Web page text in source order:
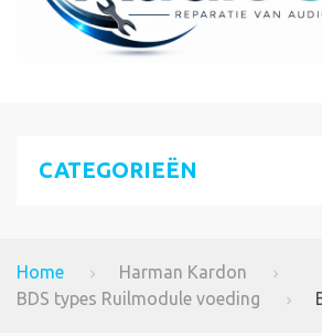
CATEGORIEËN
Home
Harman Kardon
BDS types Ruilmodule voeding